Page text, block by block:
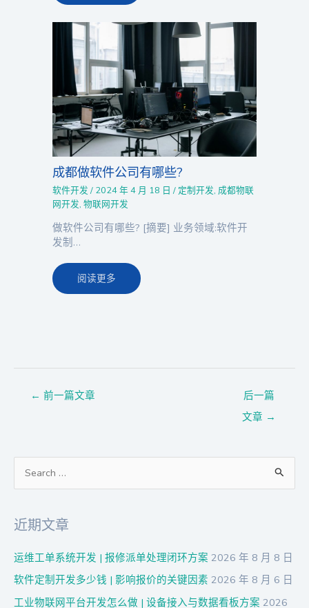
成都做软件公司有哪些?
软件开发 / 2024 年 4 月 18 日/ 定制开发,成都物联
网开发,物联网开发
做软件公司有哪些? [摘要] 业务领域:软件开
发制…
阅读更多
← 前一篇文章
后一篇
文章 →
近期文章
运维工单系统开发 | 报修派单处理闭环方案 2026 年 8 月 8 日
软件定制开发多少钱 | 影响报价的关键因素 2026 年 8 月 6 日
工业物联网平台开发怎么做 | 设备接入与数据看板方案 2026